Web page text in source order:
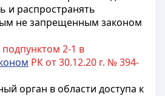
и распространять
не запрещенным законом
2-1 в
РК от 30.12.20 г. № 394-
орган в области доступа к